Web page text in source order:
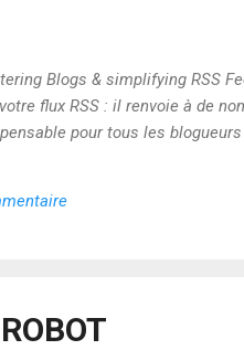
Blogs & simplifying RSS
flux RSS : il renvoie à de
pour tous les